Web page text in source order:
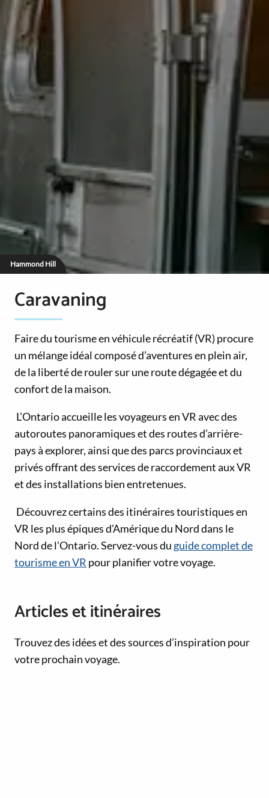
Hammond Hill
Caravaning
Faire du tourisme en véhicule récréatif (VR) procure
un mélange idéal composé d’aventures en plein air,
de la liberté de rouler sur une route dégagée et du
confort de la maison.
L’Ontario accueille les voyageurs en VR avec des
autoroutes panoramiques et des routes d’arrière-
pays à explorer, ainsi que des parcs provinciaux et
privés offrant des services de raccordement aux VR
et des installations bien entretenues.
Découvrez certains des itinéraires touristiques en
VR les plus épiques d’Amérique du Nord dans le
Nord de l’Ontario. Servez-vous du guide complet de
tourisme en VR pour planifier votre voyage.
Articles et itinéraires
Trouvez des idées et des sources d’inspiration pour
votre prochain voyage.